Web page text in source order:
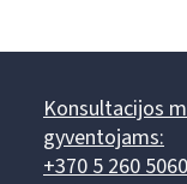
Konsultacijos
gyventojams:
+370 5 260 5060